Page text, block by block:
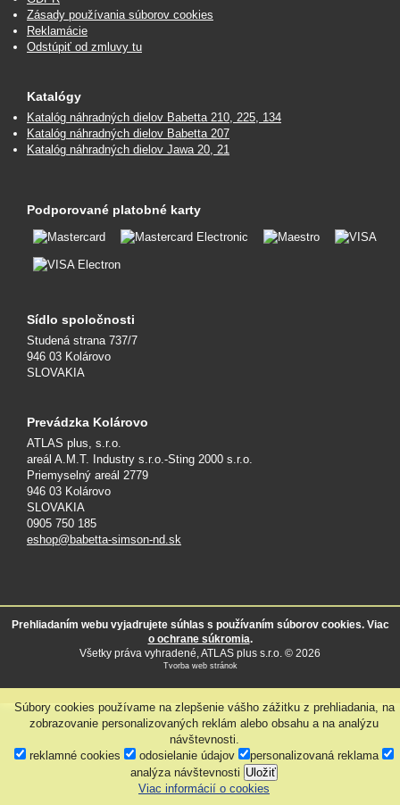
Zásady používania súborov cookies
Reklamácie
Odstúpiť od zmluvy tu
Katalógy
Katalóg náhradných dielov Babetta 210, 225, 134
Katalóg náhradných dielov Babetta 207
Katalóg náhradných dielov Jawa 20, 21
Podporované platobné karty
Sídlo spoločnosti
Studená strana 737/7
946 03 Kolárovo
SLOVAKIA
Prevádzka Kolárovo
ATLAS plus, s.r.o.
areál A.M.T. Industry s.r.o.-Sting 2000 s.r.o.
Priemyselný areál 2779
946 03 Kolárovo
SLOVAKIA
0905 750 185
eshop@babetta-simson-nd.sk
Prehliadaním webu vyjadrujete súhlas s používaním súborov cookies. Viac
o ochrane súkromia.
Všetky práva vyhradené, ATLAS plus s.r.o. © 2026
Tvorba web stránok
Súbory cookies používame na zlepšenie vášho zážitku z prehliadania, na
zobrazovanie personalizovaných reklám alebo obsahu a na analýzu
návštevnosti.
reklamné cookies
odosielanie údajov
personalizovaná reklama
analýza návštevnosti Uložiť
Viac informácií o cookies